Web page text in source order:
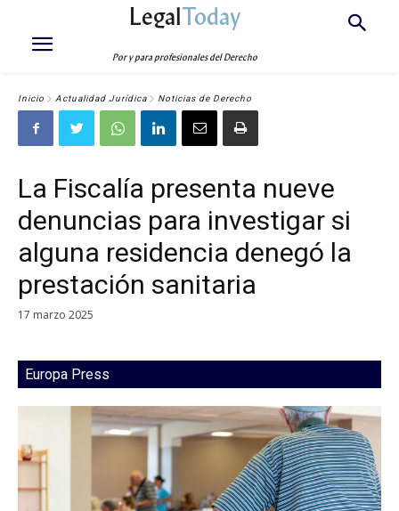
LegalToday
Por y para profesionales del Derecho
Inicio Actualidad Jurídica Noticias de Derecho
La Fiscalía presenta nueve
denuncias para investigar si
alguna residencia denegó la
prestación sanitaria
17 marzo 2025
Europa Press